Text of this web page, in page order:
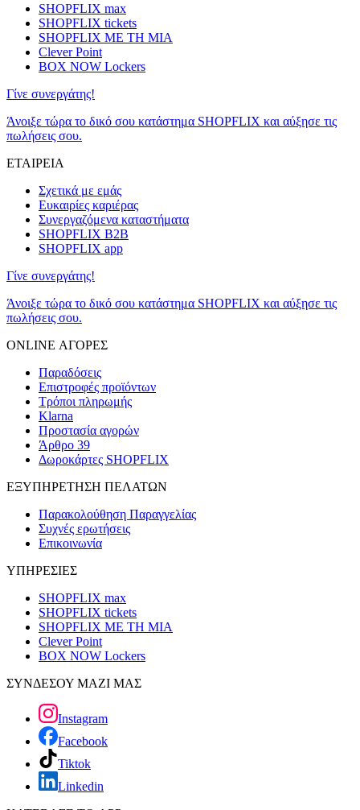
SHOPFLIX max
SHOPFLIX tickets
SHOPFLIX ΜΕ ΤΗ ΜΙΑ
Clever Point
BOX NOW Lockers
Γίνε συνεργάτης!
Άνοιξε τώρα το δικό σου κατάστημα SHOPFLIX και αύξησε τις
πωλήσεις σου.
ΕΤΑΙΡΕΙΑ
Σχετικά με εμάς
Ευκαιρίες καριέρας
Συνεργαζόμενα καταστήματα
SHOPFLIX B2B
SHOPFLIX app
Γίνε συνεργάτης!
Άνοιξε τώρα το δικό σου κατάστημα SHOPFLIX και αύξησε τις
πωλήσεις σου.
ONLINE ΑΓΟΡΕΣ
Παραδόσεις
Επιστροφές προϊόντων
Τρόποι πληρωμής
Klarna
Προστασία αγορών
Άρθρο 39
Δωροκάρτες SHOPFLIX
ΕΞΥΠΗΡΕΤΗΣΗ ΠΕΛΑΤΩΝ
Παρακολούθηση Παραγγελίας
Συχνές ερωτήσεις
Επικοινωνία
ΥΠΗΡΕΣΙΕΣ
SHOPFLIX max
SHOPFLIX tickets
SHOPFLIX ΜΕ ΤΗ ΜΙΑ
Clever Point
BOX NOW Lockers
ΣΥΝΔΕΣΟΥ ΜΑΖΙ ΜΑΣ
Instagram
Facebook
Tiktok
Linkedin